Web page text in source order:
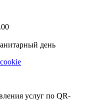
день
услуг по QR-